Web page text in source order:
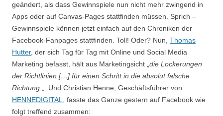
geändert, als dass Gewinnspiele nun nicht mehr zwingend in
Apps oder auf Canvas-Pages stattfinden müssen. Sprich –
Gewinnspiele können jetzt einfach auf den Chroniken der
Facebook-Fanpages stattfinden. Toll! Oder? Nun, Thomas
Hutter, der sich Tag für Tag mit Online und Social Media
Marketing befasst, hält aus Marketingsicht „ die Lockerungen
der Richtlinien […] für einen Schritt in die absolut falsche
Richtung.
„. Und Christian Henne, Geschäftsführer von
HENNEDIGITAL,
fasste das Ganze gestern auf Facebook wie
folgt treffend zusammen: